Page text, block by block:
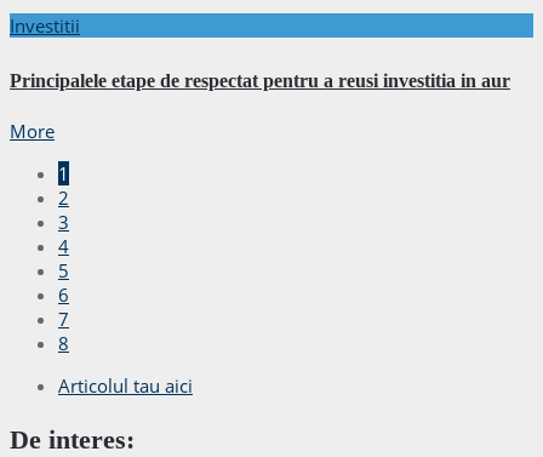
Investitii
Principalele etape de respectat pentru a reusi investitia in aur
More
1
2
3
4
5
6
7
8
Articolul tau aici
De interes: